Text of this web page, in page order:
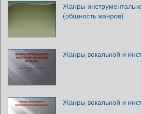
Жанры
(общность жанров)
Жанры вокальной и
Жанры вокальной и